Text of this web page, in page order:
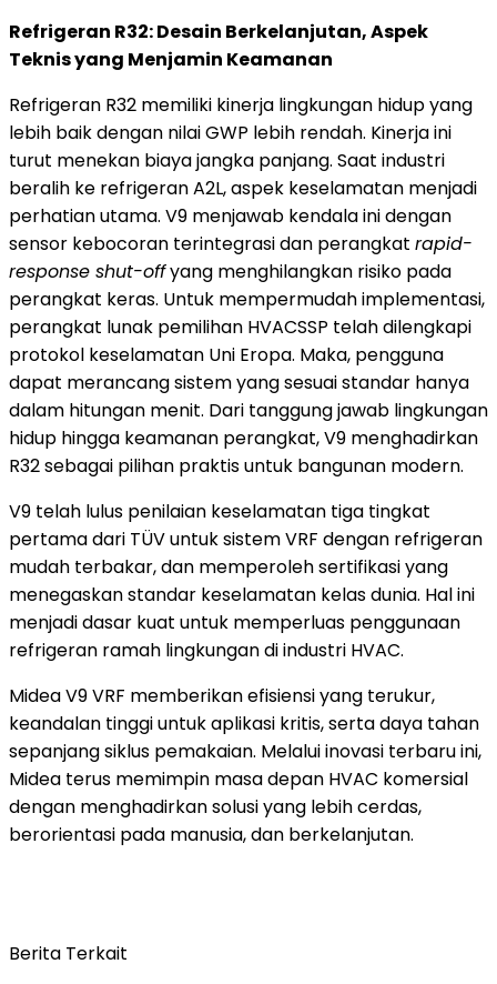
Refrigeran R32: Desain Berkelanjutan, Aspek
Teknis yang Menjamin Keamanan
Refrigeran R32 memiliki kinerja lingkungan hidup yang
lebih baik dengan nilai GWP lebih rendah. Kinerja ini
turut menekan biaya jangka panjang. Saat industri
beralih ke refrigeran A2L, aspek keselamatan menjadi
perhatian utama. V9 menjawab kendala ini dengan
sensor kebocoran terintegrasi dan perangkat rapid-
response shut-offyang menghilangkan risiko pada
perangkat keras. Untuk mempermudah implementasi,
perangkat lunak pemilihan HVACSSP telah dilengkapi
protokol keselamatan Uni Eropa. Maka, pengguna
dapat merancang sistem yang sesuai standar hanya
dalam hitungan menit. Dari tanggung jawab lingkungan
hidup hingga keamanan perangkat, V9 menghadirkan
R32 sebagai pilihan praktis untuk bangunan modern.
V9 telah lulus penilaian keselamatan tiga tingkat
pertama dari TÜV untuk sistem VRF dengan refrigeran
mudah terbakar, dan memperoleh sertifikasi yang
menegaskan standar keselamatan kelas dunia. Hal ini
menjadi dasar kuat untuk memperluas penggunaan
refrigeran ramah lingkungan di industri HVAC.
Midea V9 VRF memberikan efisiensi yang terukur,
keandalan tinggi untuk aplikasi kritis, serta daya tahan
sepanjang siklus pemakaian. Melalui inovasi terbaru ini,
Midea terus memimpin masa depan HVAC komersial
dengan menghadirkan solusi yang lebih cerdas,
berorientasi pada manusia, dan berkelanjutan.
Berita Terkait